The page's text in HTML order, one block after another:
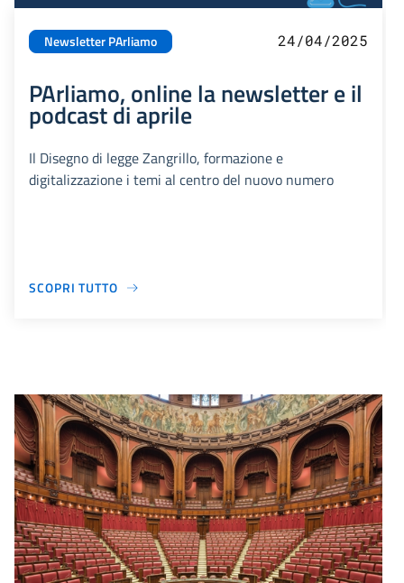
Newsletter PArliamo 24/04/2025
PArliamo, online la newsletter e il
podcast di aprile
Il Disegno di legge Zangrillo, formazione e
digitalizzazione i temi al centro del nuovo numero
SCOPRI TUTTO